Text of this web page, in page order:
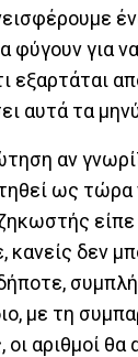
για να
εξαρτάται
αυτά τα
αν
ως τώρα
είπε
κανείς δεν
με τη
οι αριθμοί θα